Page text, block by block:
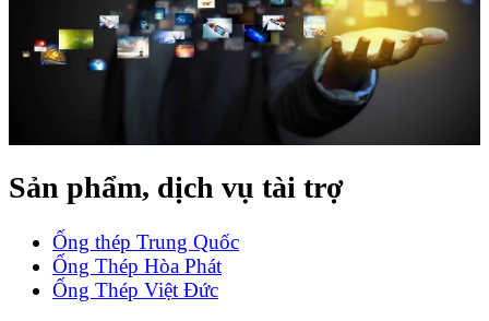
Sản phẩm, dịch vụ tài trợ
Ống thép Trung Quốc
Ống Thép Hòa Phát
Ống Thép Việt Đức